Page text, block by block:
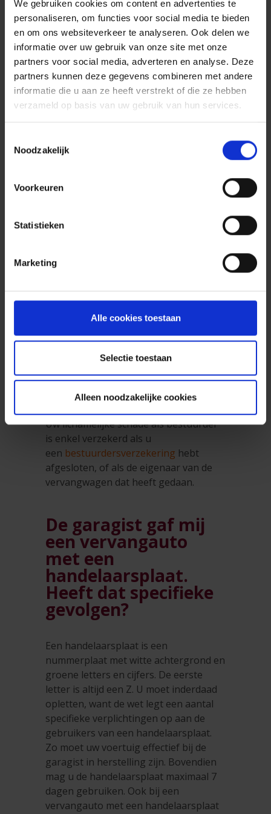
We gebruiken cookies om content en advertenties te
personaliseren, om functies voor social media te bieden
en om ons websiteverkeer te analyseren. Ook delen we
informatie over uw gebruik van onze site met onze
partners voor social media, adverteren en analyse. Deze
partners kunnen deze gegevens combineren met andere
informatie die u aan ze heeft verstrekt of die ze hebben
verzameld op basis van uw gebruik van hun services.
Noodzakelijk
Voorkeuren
Statistieken
Marketing
Alle cookies toestaan
Selectie toestaan
Alleen noodzakelijke cookies
vervangauto staat aangegeven
waarvoor deze verzekerd is. Dat is
minstens voor de burgerlijke
aansprakelijkheid. Dat betekent dat de
schade die u met de vervangauto aan
derden, onder wie ook uw passagiers,
zou veroorzaken, altijd vergoed wordt
door de BA-autoverzekering van de
vervangwagen.
Een vervangwagen kan
ook
schade die u aan de vervangauto zou
Bijvoorbeeld als u tegen een paaltje
Heeft de vervangwagen
een omniumverzekering, vraag dan
best eens naar de vrijstelling. Dat is het
deel van de schade die niet vergoed
betalen aan de eigenaar van de
vervangauto. Vaak worden er
eenhogere franchise of
vervangwagen.
Uw lichamelijke schade als bestuurder
is enkel verzekerd als u
een bestuurdersverzekering hebt
afgesloten, of als de eigenaar van de
vervangwagen dat heeft gedaan.
De garagist gaf mij
een vervangauto
met een
handelaarsplaat.
Heeft dat specifieke
gevolgen?
Een handelaarsplaat is een
nummerplaat met witte achtergrond en
groene letters en cijfers. De eerste
letter is altijd een Z. U moet inderdaad
opletten, want de wet legt een aantal
specifieke verplichtingen op aan de
gebruikers van een handelaarsplaat.
Zo moet uw voertuig effectief bij de
garagist in herstelling zijn. Bovendien
mag u de handelaarsplaat maximaal 7
dagen gebruiken. Ook bij een
vervangauto met een handelaarsplaat